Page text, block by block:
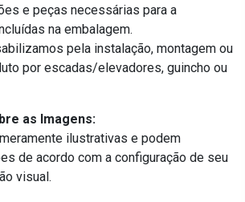
e peças necessárias para a
na embalagem.
pela instalação, montagem ou
por escadas/elevadores, guincho ou
as Imagens:
ilustrativas e podem
de acordo com a configuração de seu
visual.